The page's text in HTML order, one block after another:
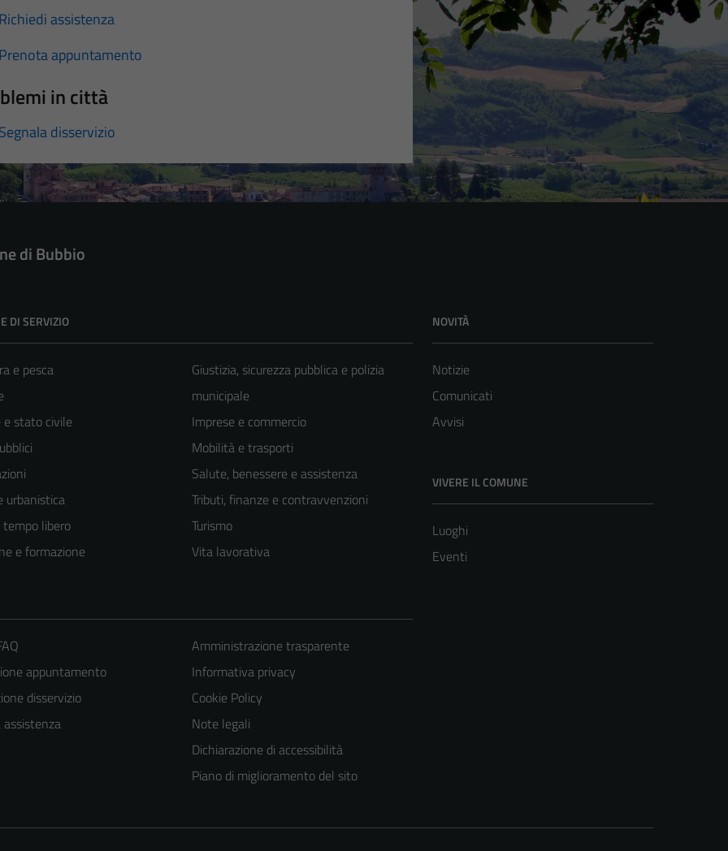
assistenza
appuntamento
in città
disservizio
di Bubbio
DI SERVIZIO
e pesca
e stato civile
urbanistica
libero
e formazione
Giustizia, sicurezza pubblica e polizia
municipale
Imprese e commercio
Mobilità e trasporti
Salute, benessere e assistenza
Tributi, finanze e contravvenzioni
Turismo
Vita lavorativa
NOVITÀ
Notizie
Comunicati
Avvisi
VIVERE IL COMUNE
Luoghi
Eventi
appuntamento
disservizio
Amministrazione trasparente
Informativa privacy
Cookie Policy
Note legali
Dichiarazione di accessibilità
Piano di miglioramento del sito